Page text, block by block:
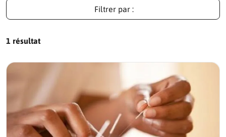
Filtrer par :
1 résultat